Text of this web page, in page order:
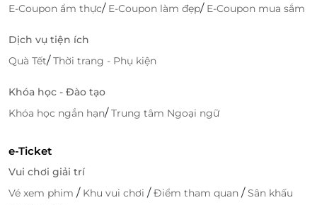
E-Coupon ẩm thực/ E-Coupon làm đẹp/ E-Coupon mua sắm
Dịch vụ tiện ích
Quà Tết/Thời trang - Phụ kiện
Khóa học - Đào tạo
Khóa học ngắn hạn/Trung tâm Ngoại ngữ
e-Ticket
Vui chơi giải trí
Vé xem phim / Khu vui chơi /Điểm tham quan /Sân khấu